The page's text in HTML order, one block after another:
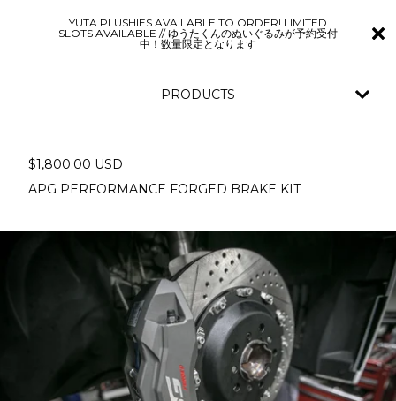
YUTA PLUSHIES AVAILABLE TO ORDER! LIMITED
SLOTS AVAILABLE // ゆうたくんのぬいぐるみが予約受付
中！数量限定となります
PRODUCTS
$1,800.00 USD
APG PERFORMANCE FORGED BRAKE KIT